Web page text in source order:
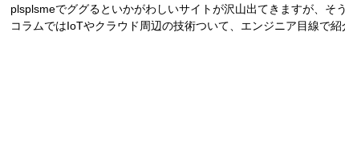
plsplsmeでググるといかがわしいサイトが沢山出てきますが、そ
コラムではIoTやクラウド周辺の技術ついて、エンジニア目線で紹